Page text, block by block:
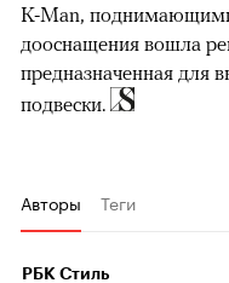
K-Man,
дооснащения вошла
предназначенная для
подвески.
Авторы Теги
РБК Стиль